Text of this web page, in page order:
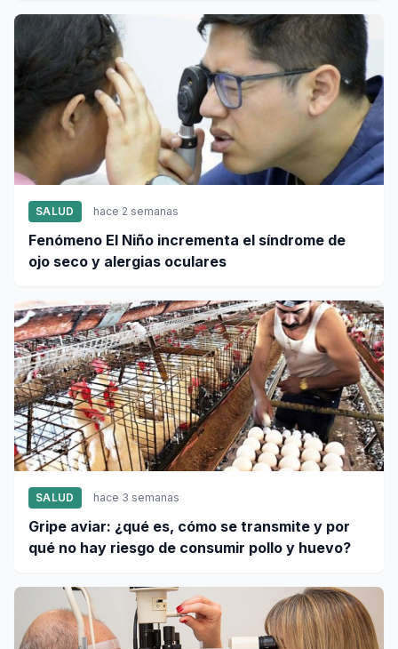
SALUD hace 2 semanas
Fenómeno El Niño incrementa el síndrome de
ojo seco y alergias oculares
SALUD hace 3 semanas
Gripe aviar: ¿qué es, cómo se transmite y por
qué no hay riesgo de consumir pollo y huevo?